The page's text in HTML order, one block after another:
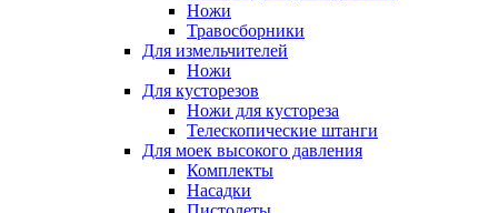
Ножи
Травосборники
Для измельчителей
Ножи
Для кусторезов
Ножи для кустореза
Телескопические штанги
Для моек высокого давления
Комплекты
Насадки